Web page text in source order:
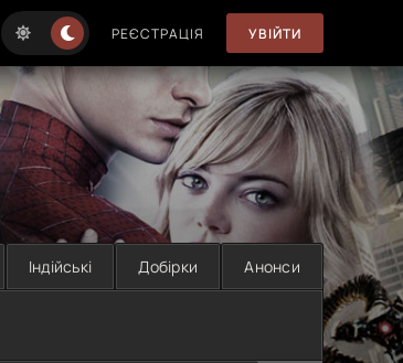
РЕЄСТРАЦІЯ УВІЙТИ
Індійські Добірки Анонси